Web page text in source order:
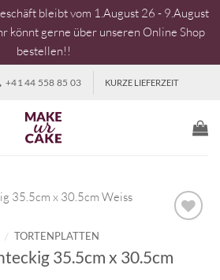
bleibt vom 1.August 26 - 9.August
könnt gerne über unseren Online Shop
bestellen!!
+41 44 558 85 03 KURZE LIEFERZEIT
/ TORTENPLATTEN
35.5cm x 30.5cm